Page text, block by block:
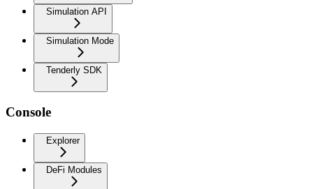
Simulation API
Simulation Mode
Tenderly SDK
Console
Explorer
DeFi Modules